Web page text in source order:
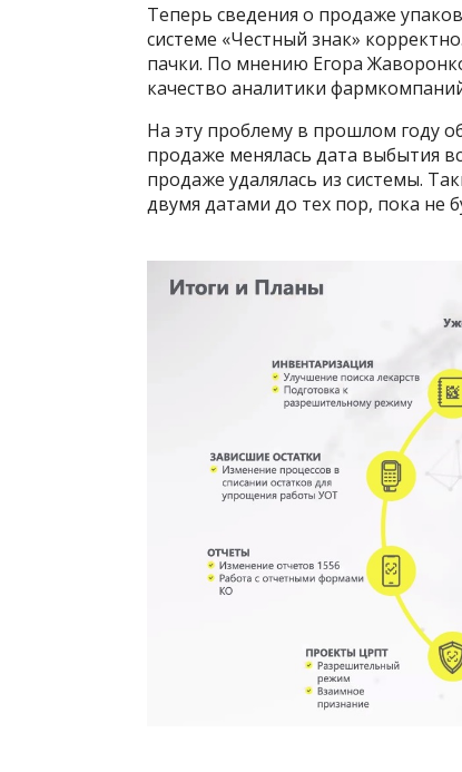
Теперь сведения о продаже
системе «Честный знак»
пачки. По мнению Егора
качество аналитики
На эту проблему в прошлом году
продаже менялась дата выбытия
продаже удалялась из системы.
двумя датами до тех пор, пока не